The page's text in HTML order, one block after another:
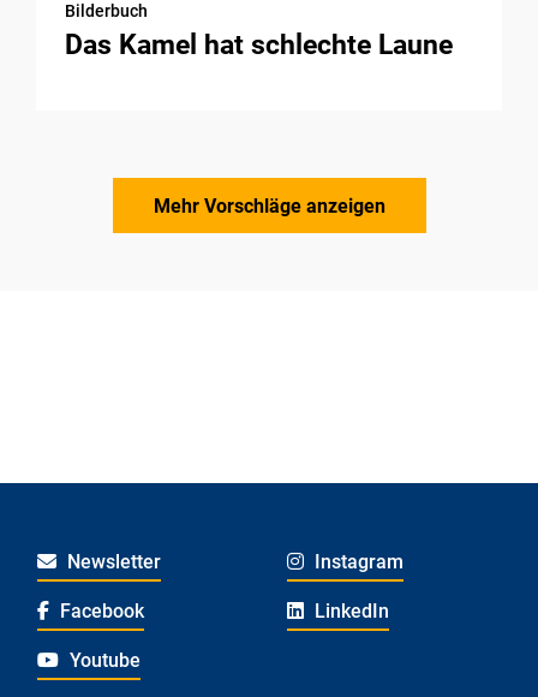
Bilderbuch
Das Kamel hat schlechte Laune
Mehr Vorschläge anzeigen
Newsletter Instagram
Facebook LinkedIn
Youtube